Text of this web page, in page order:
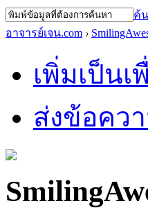
ค้
อาจารย์เจน.com ›
เพิ่มเป็นเ
ส่งข้อคว